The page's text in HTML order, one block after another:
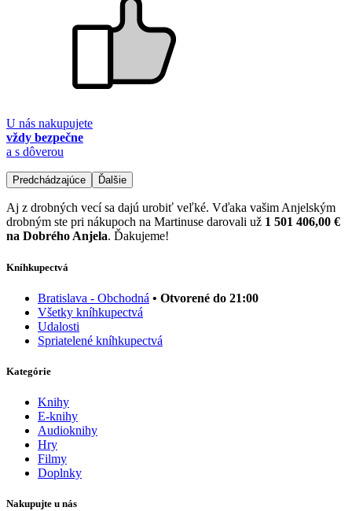
U nás nakupujete
vždy bezpečne
a s dôverou
Predchádzajúce Ďalšie
Aj z drobných vecí sa dajú urobiť veľké. Vďaka vašim Anjelským
drobným ste pri nákupoch na Martinuse darovali už 1 501 406,00 €
na Dobrého Anjela. Ďakujeme!
Kníhkupectvá
Bratislava - Obchodná • Otvorené do 21:00
Všetky kníhkupectvá
Udalosti
Spriatelené kníhkupectvá
Kategórie
Knihy
E-knihy
Audioknihy
Hry
Filmy
Doplnky
Nakupujte u nás